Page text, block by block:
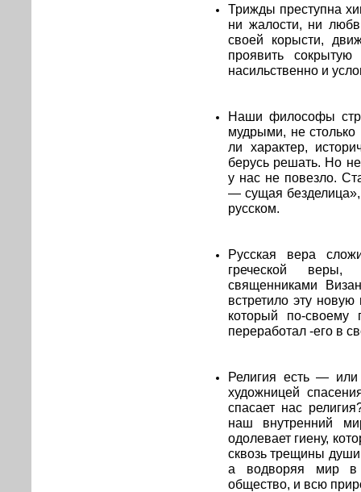
Трижды преступна
ни жалости, ни
своей корысти,
проявить
насильственно и
Наши философы
мудрыми, не
ли характер,
берусь решать. Но
у нас не повезло.
— сущая безделица»,
русском.
Русская вера
греческой
священниками
встретило эту новую
который по-своему
переработал -его в
Религия есть —
художницей
спасает нас
наш внутренний
одолевает гиену,
сквозь трещины
а водворяя мир в
общество, и всю